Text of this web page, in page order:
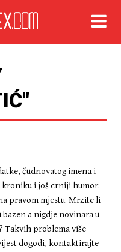
čudnovatog imena i
kroniku i još crniji humor.
pravom mjestu. Mrzite li
bazen a nigdje novinara u
Takvih problema više
dogodi, kontaktirajte